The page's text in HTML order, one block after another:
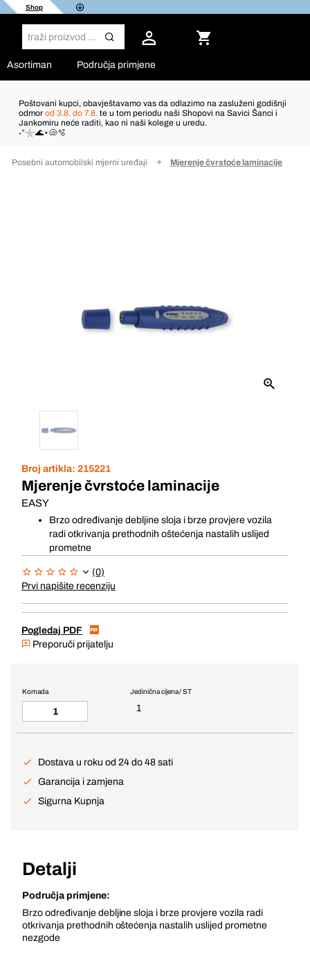
Shop
Asortiman Područja primjene
Poštovani kupci, obavještavamo vas da odlazimo na zasluženi godišnji
odmor od 3.8. do 7.8. te u tom periodu naši Shopovi na Savici Šanci i
Jankomiru neće raditi, kao ni naši kolege u uredu.
˖°𓇼🌊⋆🐚🫧
Posebni automobilski mjerni uređaji Mjerenje čvrstoće laminacije
Broj artikla: 215221
Mjerenje čvrstoće laminacije
EASY
Brzo određivanje debljine sloja i brze provjere vozila
radi otkrivanja prethodnih oštećenja nastalih uslijed
prometne
(0)
Prvi napišite recenziju
Pogledaj PDF
Preporuči prijatelju
Jedinična cijena / ST
1
Komada
Dostava u roku od 24 do 48 sati
Garancija i zamjena
Sigurna Kupnja
Detalji
Područja primjene:
Brzo određivanje debljine sloja i brze provjere vozila radi
otkrivanja prethodnih oštećenja nastalih uslijed prometne
nezgode